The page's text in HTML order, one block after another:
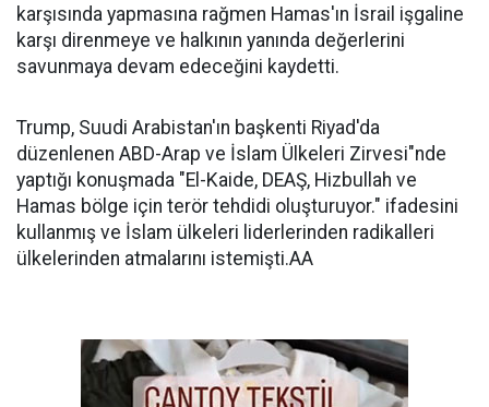
karşısında yapmasına rağmen Hamas'ın İsrail işgaline
karşı direnmeye ve halkının yanında değerlerini
savunmaya devam edeceğini kaydetti.
Trump, Suudi Arabistan'ın başkenti Riyad'da
düzenlenen ABD-Arap ve İslam Ülkeleri Zirvesi"nde
yaptığı konuşmada "El-Kaide, DEAŞ, Hizbullah ve
Hamas bölge için terör tehdidi oluşturuyor." ifadesini
kullanmış ve İslam ülkeleri liderlerinden radikalleri
ülkelerinden atmalarını istemişti.AA